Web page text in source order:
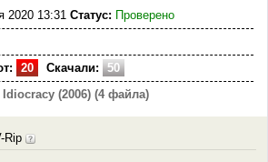
2020 13:31 Статус: Проверено
20 Скачали:
50
Idiocracy (2006) (4 файла)
Rip